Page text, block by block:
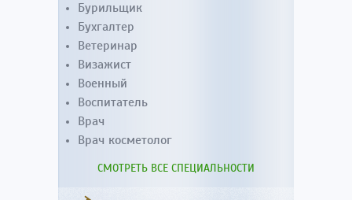
Бурильщик
Бухгалтер
Ветеринар
Визажист
Военный
Воспитатель
Врач
Врач косметолог
СМОТРЕТЬ ВСЕ СПЕЦИАЛЬНОСТИ